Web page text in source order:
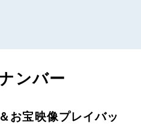
ンバー
お宝映像プレイバッ